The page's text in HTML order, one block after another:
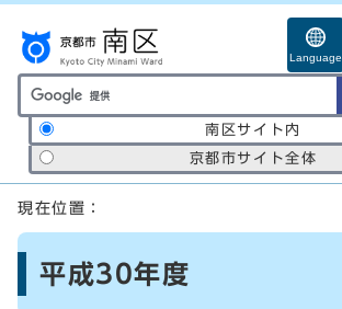
Language
サイト内検索の範囲
南区サイト内
京都市サイト全体
ここから本文です
現在位置：
平成30年度